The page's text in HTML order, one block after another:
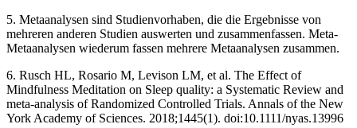
5. Metaanalysen sind Studienvorhaben, die die Ergebnisse von
mehreren anderen Studien auswerten und zusammenfassen. Meta-
Metaanalysen wiederum fassen mehrere Metaanalysen zusammen.
6. Rusch HL, Rosario M, Levison LM, et al. The Effect of
Mindfulness Meditation on Sleep quality: a Systematic Review and
meta-analysis of Randomized Controlled Trials. Annals of the New
York Academy of Sciences. 2018;1445(1). doi:10.1111/nyas.13996